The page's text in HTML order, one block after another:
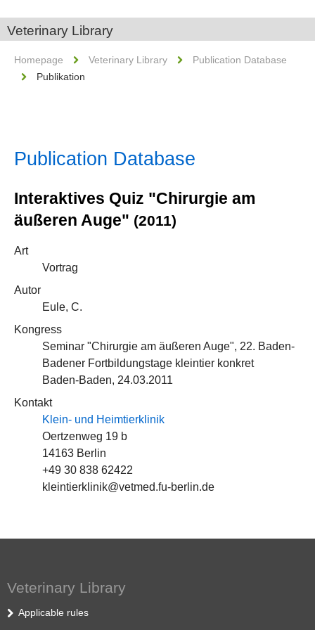
Veterinary Library
Homepage Veterinary Library
Publication Database
Publikation
Publication Database
Interaktives Quiz "Chirurgie am
äußeren Auge" (2011)
Art
Vortrag
Autor
Eule, C.
Kongress
Seminar "Chirurgie am äußeren Auge", 22. Baden-
Badener Fortbildungstage kleintier konkret
Baden-Baden, 24.03.2011
Kontakt
Klein- und Heimtierklinik
Oertzenweg 19 b
14163 Berlin
+49 30 838 62422
kleintierklinik@vetmed.fu-berlin.de
Veterinary Library
Applicable rules